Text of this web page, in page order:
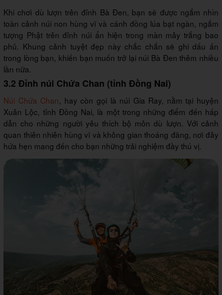
Khi chơi dù lượn trên đỉnh Bà Đen, bạn sẽ được ngắm nhìn
toàn cảnh núi non hùng vĩ và cánh đồng lúa bạt ngàn, ngắm
tượng Phật trên đỉnh núi ẩn hiện trong màn mây trắng bao
phủ. Khung cảnh tuyệt đẹp này chắc chắn sẽ ghi dấu ấn
trong lòng bạn, khiến bạn muốn trở lại núi Bà Đen thêm nhiều
lần nữa.
3.2 Đỉnh núi Chứa Chan (tỉnh Đồng Nai)
Núi Chứa Chan, hay còn gọi là núi Gia Ray, nằm tại huyện
Xuân Lộc, tỉnh Đồng Nai, là một trong những điểm đến hấp
dẫn cho những người yêu thích bộ môn dù lượn. Với cảnh
quan thiên nhiên hùng vĩ và không gian thoáng đãng, nơi đây
hứa hẹn mang đến cho bạn những trải nghiệm đầy thú vị.